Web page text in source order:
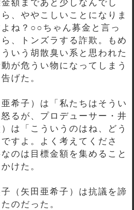
額まであと少しなんでし
、ややこしいことになりま
ね？○○ちゃん募金と言っ
、トンズラする詐欺。もめ
いう胡散臭い系と思われた
が危うい物になってしまう
げた。
希子）は「私たちはそうい
るが、プロデューサー・井
は「こういうのはね、どう
すよ。よく考えてくださ
のは目標金額を集めること
けた。
（矢田亜希子）は抗議を諦
のだった。